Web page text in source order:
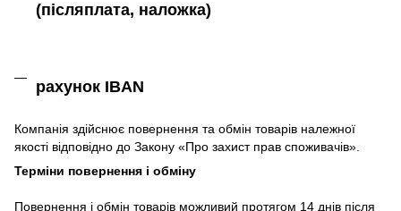
(післяплата, наложка)
рахунок IBAN
Компанія здійснює повернення та обмін товарів належної
якості відповідно до Закону «Про захист прав споживачів»
Терміни повернення і обміну
Повернення і обмін товарів можливий протягом 14 днів після